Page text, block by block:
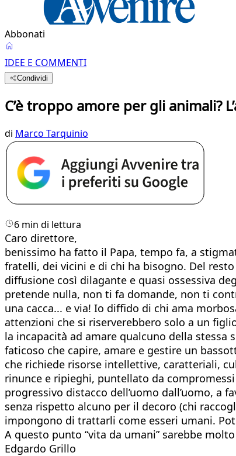
Abbonati
IDEE E COMMENTI
Condividi
C’è troppo amore per gli animali?
di Marco Tarquinio
6 min di lettura
​Caro direttore,
benissimo ha fatto il Papa, tempo fa, a
fratelli, dei vicini e di chi ha bisogno. Del
diffusione così dilagante e quasi ossessiva
pretende nulla, non ti fa domande, non ti
una cacca... e via! Io diffido di chi ama
attenzioni che si riserverebbero solo a un
la incapacità ad amare qualcuno della
faticoso che capire, amare e gestire un
che richiede risorse intellettive, caratteriali,
rinunce e ripieghi, puntellato da
progressivo distacco dell’uomo dall’uomo, a
senza rispetto alcuno per il decoro (chi
impongono di trattarli come esseri umani.
A questo punto “vita da umani” sarebbe
Edgardo Grillo